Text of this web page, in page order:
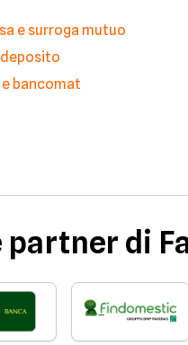
e surroga mutuo
bancomat
partner di